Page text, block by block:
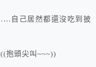
自己居然都還沒吃到披
抱頭尖叫~~~))